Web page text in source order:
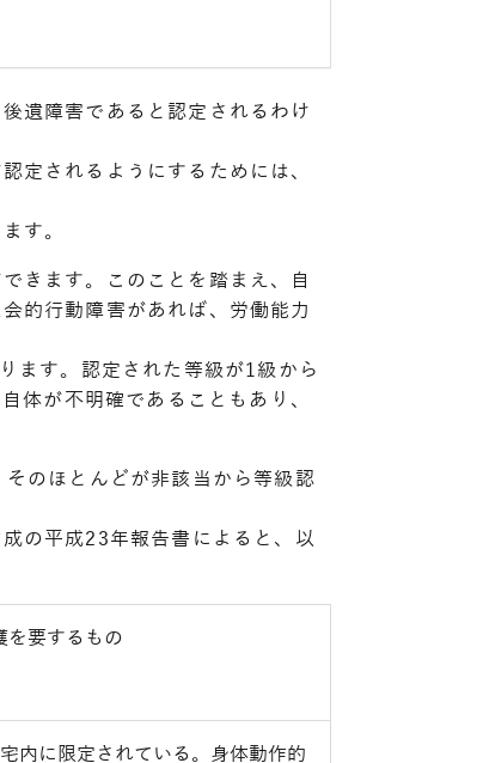
遺障害であると認定されるわけ
定されるようにするためには、
す。
きます。このことを踏まえ、自
的行動障害があれば、労働能力
ます。認定された等級が1級から
体が不明確であることもあり、
のほとんどが非該当から等級認
の平成23年報告書によると、以
を要するもの
内に限定されている。身体動作的